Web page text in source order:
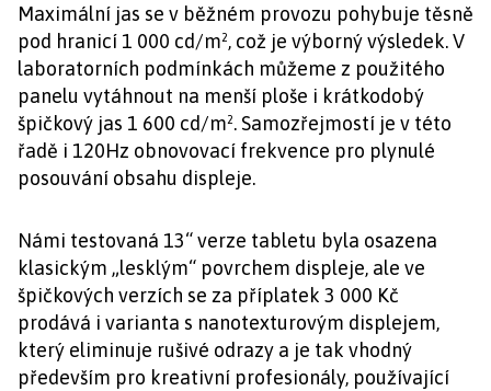
Maximální jas se v běžném provozu pohybuje těsně
pod hranicí 1 000 cd/m², což je výborný výsledek. V
laboratorních podmínkách můžeme z použitého
panelu vytáhnout na menší ploše i krátkodobý
špičkový jas 1 600 cd/m². Samozřejmostí je v této
řadě i 120Hz obnovovací frekvence pro plynulé
posouvání obsahu displeje.
Námi testovaná 13“ verze tabletu byla osazena
klasickým „lesklým“ povrchem displeje, ale ve
špičkových verzích se za příplatek 3 000 Kč
prodává i varianta s nanotexturovým displejem,
který eliminuje rušivé odrazy a je tak vhodný
především pro kreativní profesionály, používající